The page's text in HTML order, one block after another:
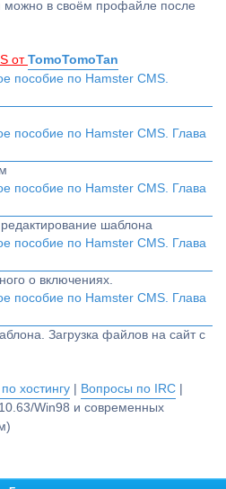
в своём профайле после
от TomoTomoTan
пособие по Hamster CMS.
пособие по Hamster CMS. Глава
пособие по Hamster CMS. Глава
шаблона
пособие по Hamster CMS. Глава
о включениях.
пособие по Hamster CMS. Глава
Загрузка файлов на сайт с
хостингу Вопросы по IRC
Win98 и современных